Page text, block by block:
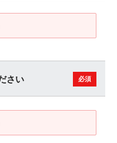
さい